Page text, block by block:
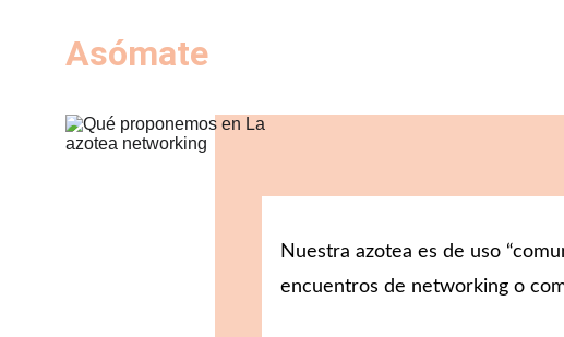
Nuestra azotea es de uso
encuentros de networking o
Asómate